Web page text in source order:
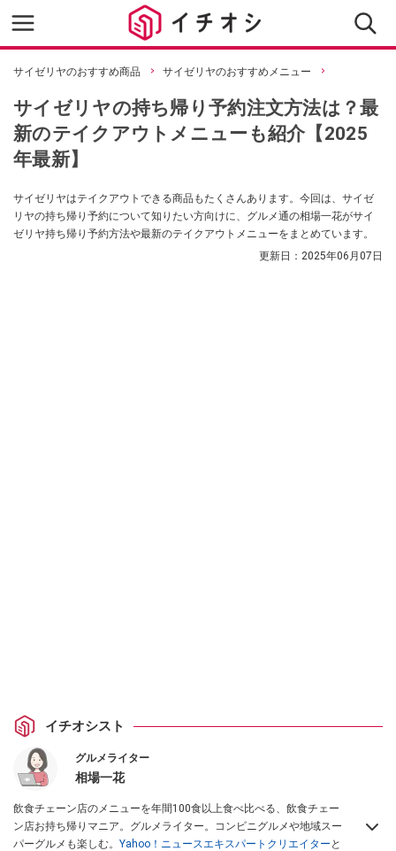
サイゼリヤのおすすめ商品 サイゼリヤのおすすめメニュー
サイゼリヤの持ち帰り予約注文方法は？最
新のテイクアウトメニューも紹介【2025
年最新】
サイゼリヤはテイクアウトできる商品もたくさんあります。今回は、サイゼ
リヤの持ち帰り予約について知りたい方向けに、グルメ通の相場一花がサイ
ゼリヤ持ち帰り予約方法や最新のテイクアウトメニューをまとめています。
更新日： 2025年06月07日
イチオシスト
グルメライター
相場一花
飲食チェーン店のメニューを年間100食以上食べ比べる、飲食チェー
ン店お持ち帰りマニア。グルメライター。コンビニグルメや地域スー
パーグルメも楽しむ。 Yahoo！ニュースエキスパートクリエイター と